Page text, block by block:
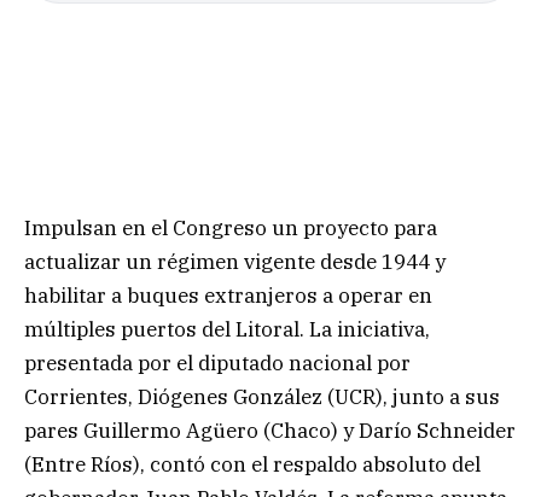
Impulsan en el Congreso un proyecto para
actualizar un régimen vigente desde 1944 y
habilitar a buques extranjeros a operar en
múltiples puertos del Litoral. La iniciativa,
presentada por el diputado nacional por
Corrientes, Diógenes González (UCR), junto a sus
pares Guillermo Agüero (Chaco) y Darío Schneider
(Entre Ríos), contó con el respaldo absoluto del